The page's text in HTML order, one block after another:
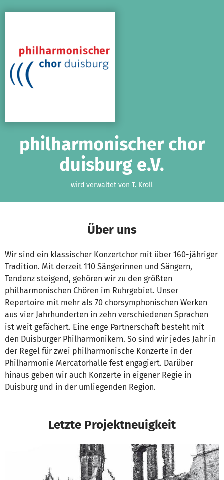
philharmonischer chor
duisburg e.V.
wird verwaltet von T. Kroll
Über uns
Wir sind ein klassischer Konzertchor mit über 160-jähriger
Tradition. Mit derzeit 110 Sängerinnen und Sängern,
Tendenz steigend, gehören wir zu den größten
philharmonischen Chören im Ruhrgebiet. Unser
Repertoire mit mehr als 70 chorsymphonischen Werken
aus vier Jahrhunderten in zehn verschiedenen Sprachen
ist weit gefächert. Eine enge Partnerschaft besteht mit
den Duisburger Philharmonikern. So sind wir jedes Jahr in
der Regel für zwei philharmonische Konzerte in der
Philharmonie Mercatorhalle fest engagiert. Darüber
hinaus geben wir auch Konzerte in eigener Regie in
Duisburg und in der umliegenden Region.
Letzte Projektneuigkeit